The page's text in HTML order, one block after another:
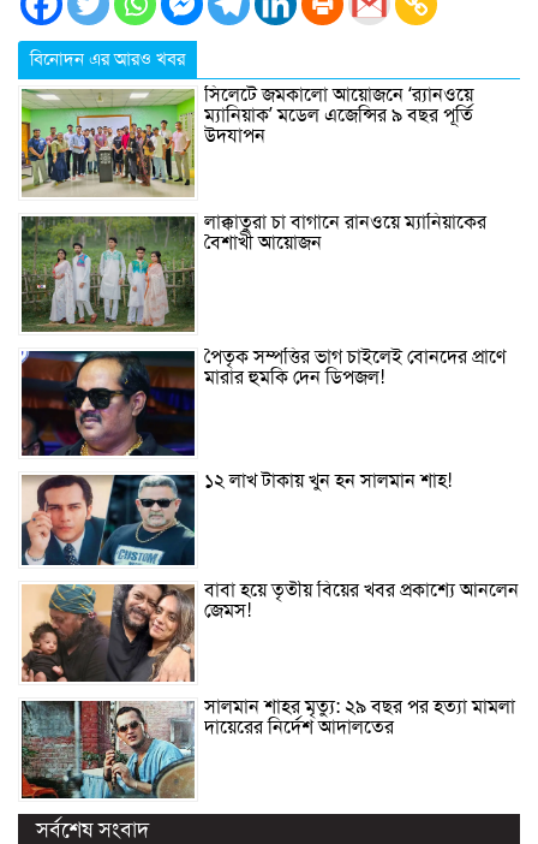
বিনোদন এর আরও খবর
সিলেটে জমকালো আয়োজনে ‘র‍্যানওয়ে
ম্যানিয়াক’ মডেল এজেন্সির ৯ বছর পূর্তি
উদযাপন
লাক্কাতুরা চা বাগানে রানওয়ে ম্যানিয়াকের
বৈশাখী আয়োজন
পৈতৃক সম্পত্তির ভাগ চাইলেই বোনদের প্রাণে
মারার হুমকি দেন ডিপজল!
১২ লাখ টাকায় খুন হন সালমান শাহ!
বাবা হয়ে তৃতীয় বিয়ের খবর প্রকাশ্যে আনলেন
জেমস!
সালমান শাহর মৃত্যু: ২৯ বছর পর হত্যা মামলা
দায়েরের নির্দেশ আদালতের
সর্বশেষ সংবাদ